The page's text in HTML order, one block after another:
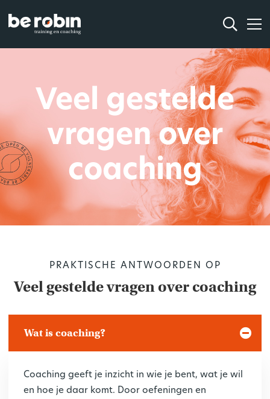
Veel gestelde
vragen over
coaching
PRAKTISCHE ANTWOORDEN OP
Veel gestelde vragen over coaching
Wat is coaching?
Coaching geeft je inzicht in wie je bent, wat je wil
en hoe je daar komt. Door oefeningen en